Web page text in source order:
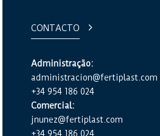
CONTACTO
Administração:
administracion@fertiplast.com
+34 954 186 024
Comercial:
jnunez@fertiplast.com
+34 954 186 024